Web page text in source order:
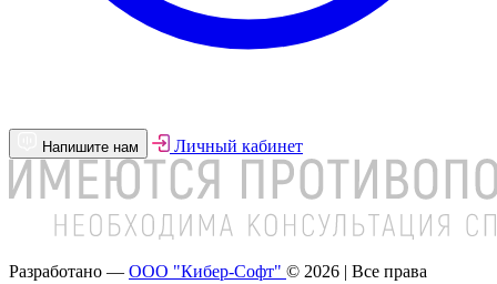
Напишите нам Личный кабинет
Разработано — ООО "Кибер-Софт" © 2026 | Все права